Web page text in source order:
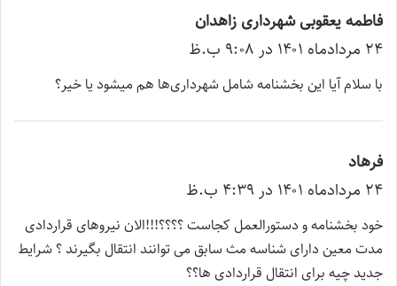
فاطمه یعقوبی شهرداری زاهدان
ف
ت
۲۴ مرداد‌ماه ۱۴۰۱ در ۹:۰۸ ب.ظ
با سلام آیا این بخشنامه شامل شهرداری‌ها هم میشود یا خیر؟
فرهاد
ف
ت
:
۲۴ مرداد‌ماه ۱۴۰۱ در ۴:۳۹ ب.ظ
خود بخشنامه و دستورالعمل کجاست ؟؟؟؟!!!الان نیروهای قراردادی
مدت معین دارای شناسه مث سابق می توانند انتقال بگیرند ؟ شرایط
جدید چیه برای انتقال قراردادی ها؟؟